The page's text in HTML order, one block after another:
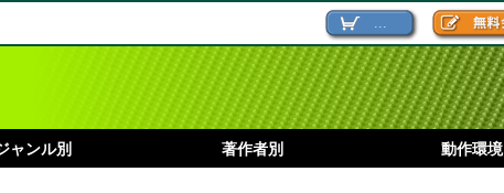
ャンル別 著作者別 動作環境